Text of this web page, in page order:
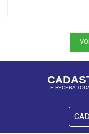
E RECEBA